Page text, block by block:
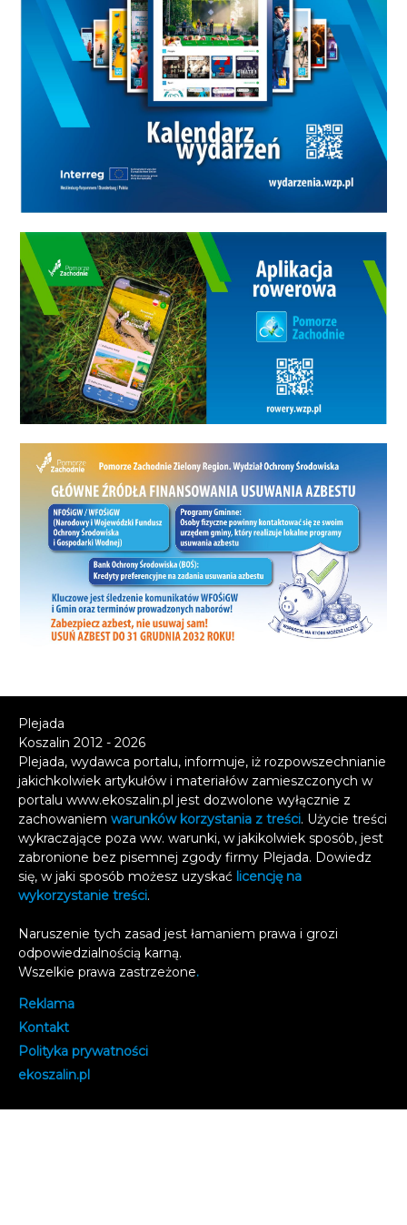
Plejada
Koszalin 2012 - 2026
Plejada, wydawca portalu, informuje, iż rozpowszechnianie
jakichkolwiek artykułów i materiałów zamieszczonych w
portalu www.ekoszalin.pl jest dozwolone wyłącznie z
zachowaniem warunków korzystania z treści. Użycie treści
wykraczające poza ww. warunki, w jakikolwiek sposób, jest
zabronione bez pisemnej zgody firmy Plejada. Dowiedz
się, w jaki sposób możesz uzyskać licencję na
wykorzystanie treści.
Naruszenie tych zasad jest łamaniem prawa i grozi
odpowiedzialnością karną.
Wszelkie prawa zastrzeżone.
Reklama
Kontakt
Polityka prywatności
ekoszalin.pl